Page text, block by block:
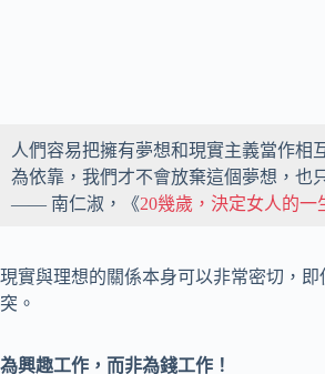
人們容易把擁有夢想和現實主義當作相
為依靠，我們才不會放棄這個夢想，也
—— 南仁淑，《20幾歲，決定女人的一
現實與理想的關係本身可以非常密切，
突。
為興趣工作，而非為錢工作！